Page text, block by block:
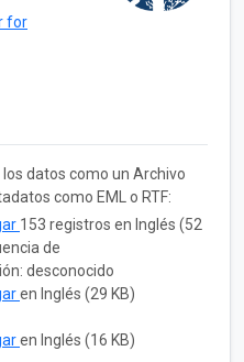
for
datos como un Archivo
como EML o RTF:
153 registros en Inglés (52
de
desconocido
en Inglés (29 KB)
en Inglés (16 KB)